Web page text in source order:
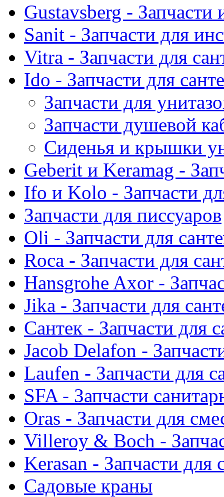
Gustavsberg - Запчасти
Sanit - Запчасти для
Vitra - Запчасти для
Ido - Запчасти для
Запчасти для
Запчасти душевой
Сиденья и крышки
Geberit и Keramag -
Ifo и Kolo - Запчасти
Запчасти для писсуаров
Oli - Запчасти для
Roca - Запчасти для
Hansgrohe Axor -
Jika - Запчасти для
Сантек - Запчасти для
Jacob Delafon -
Laufen - Запчасти для
SFA - Запчасти
Oras - Запчасти для
Villeroy & Boch -
Kerasan - Запчасти для
Садовые краны